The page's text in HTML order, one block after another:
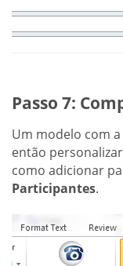
Passo 7:
Um modelo com
então
como adicionar
Participantes.